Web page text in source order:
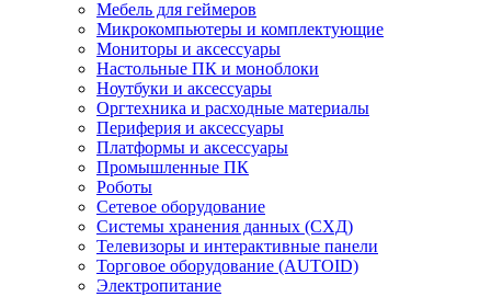
Мебель для геймеров
Микрокомпьютеры и комплектующие
Мониторы и аксессуары
Настольные ПК и моноблоки
Ноутбуки и аксессуары
Оргтехника и расходные материалы
Периферия и аксессуары
Платформы и аксессуары
Промышленные ПК
Роботы
Сетевое оборудование
Системы хранения данных (СХД)
Телевизоры и интерактивные панели
Торговое оборудование (AUTOID)
Электропитание